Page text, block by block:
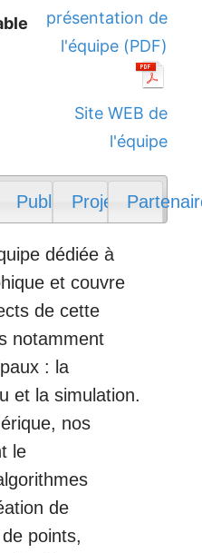
présentation de
l'équipe (PDF)
Site WEB de
l'équipe
Publications
Projets
dédiée à
et couvre
de cette
notamment
: la
et la simulation.
nos
le
de
points,